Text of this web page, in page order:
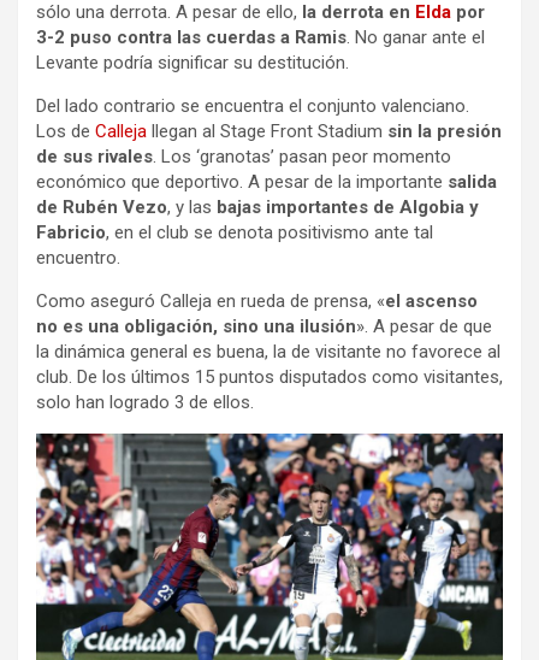
sólo una derrota. A pesar de ello, la derrota en Elda por
3-2 puso contra las cuerdas a Ramis. No ganar ante el
Levante podría significar su destitución.
Del lado contrario se encuentra el conjunto valenciano.
Los de Calleja llegan al Stage Front Stadium sin la presión
de sus rivales. Los ‘granotas’ pasan peor momento
económico que deportivo. A pesar de la importante salida
de Rubén Vezo, y las bajas importantes de Algobia y
Fabricio, en el club se denota positivismo ante tal
encuentro.
Como aseguró Calleja en rueda de prensa, «el ascenso
no es una obligación, sino una ilusión». A pesar de que
la dinámica general es buena, la de visitante no favorece al
club. De los últimos 15 puntos disputados como visitantes,
solo han logrado 3 de ellos.